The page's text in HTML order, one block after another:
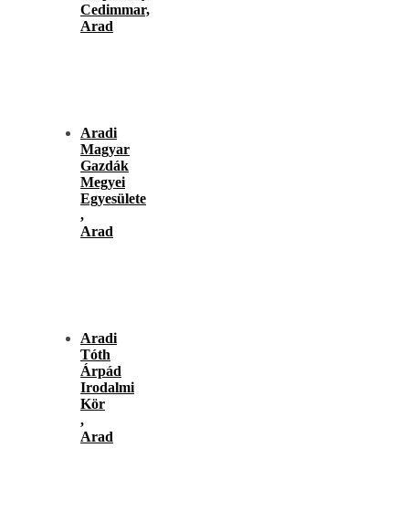
Cedimmar,
Arad
Aradi
Magyar
Gazdák
Megyei
Egyesülete
,
Arad
Aradi
Tóth
Árpád
Irodalmi
Kör
,
Arad